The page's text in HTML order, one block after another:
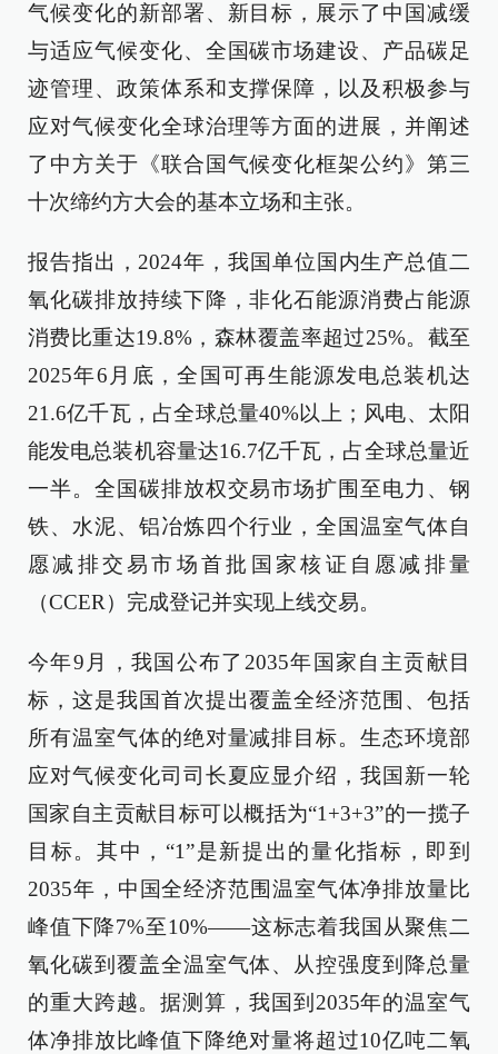
气候变化的新部署、新目标，展示了中国减缓
与适应气候变化、全国碳市场建设、产品碳足
迹管理、政策体系和支撑保障，以及积极参与
应对气候变化全球治理等方面的进展，并阐述
了中方关于《联合国气候变化框架公约》第三
十次缔约方大会的基本立场和主张。
报告指出，2024年，我国单位国内生产总值二
氧化碳排放持续下降，非化石能源消费占能源
消费比重达19.8%，森林覆盖率超过25%。截至
2025年6月底，全国可再生能源发电总装机达
21.6亿千瓦，占全球总量40%以上；风电、太阳
能发电总装机容量达16.7亿千瓦，占全球总量近
一半。全国碳排放权交易市场扩围至电力、钢
铁、水泥、铝冶炼四个行业，全国温室气体自
愿减排交易市场首批国家核证自愿减排量
（CCER）完成登记并实现上线交易。
今年9月，我国公布了2035年国家自主贡献目
标，这是我国首次提出覆盖全经济范围、包括
所有温室气体的绝对量减排目标。生态环境部
应对气候变化司司长夏应显介绍，我国新一轮
国家自主贡献目标可以概括为“1+3+3”的一揽子
目标。其中，“1”是新提出的量化指标，即到
2035年，中国全经济范围温室气体净排放量比
峰值下降7%至10%——这标志着我国从聚焦二
氧化碳到覆盖全温室气体、从控强度到降总量
的重大跨越。据测算，我国到2035年的温室气
体净排放比峰值下降绝对量将超过10亿吨二氧